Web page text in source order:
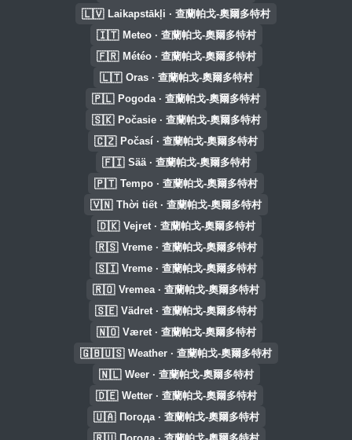
🇱🇻 Laikapstākļi · 查蘭帕戈-奧爾多特村
🇮🇹 Meteo · 查蘭帕戈-奧爾多特村
🇫🇷 Météo · 查蘭帕戈-奧爾多特村
🇱🇹 Oras · 查蘭帕戈-奧爾多特村
🇵🇱 Pogoda · 查蘭帕戈-奧爾多特村
🇸🇰 Počasie · 查蘭帕戈-奧爾多特村
🇨🇿 Počasí · 查蘭帕戈-奧爾多特村
🇫🇮 Sää · 查蘭帕戈-奧爾多特村
🇵🇹 Tempo · 查蘭帕戈-奧爾多特村
🇻🇳 Thời tiết · 查蘭帕戈-奧爾多特村
🇩🇰 Vejret · 查蘭帕戈-奧爾多特村
🇷🇸 Vreme · 查蘭帕戈-奧爾多特村
🇸🇮 Vreme · 查蘭帕戈-奧爾多特村
🇷🇴 Vremea · 查蘭帕戈-奧爾多特村
🇸🇪 Vädret · 查蘭帕戈-奧爾多特村
🇳🇴 Været · 查蘭帕戈-奧爾多特村
🇬🇧🇺🇸 Weather · 查蘭帕戈-奧爾多特村
🇳🇱 Weer · 查蘭帕戈-奧爾多特村
🇩🇪 Wetter · 查蘭帕戈-奧爾多特村
🇺🇦 Погода · 查蘭帕戈-奧爾多特村